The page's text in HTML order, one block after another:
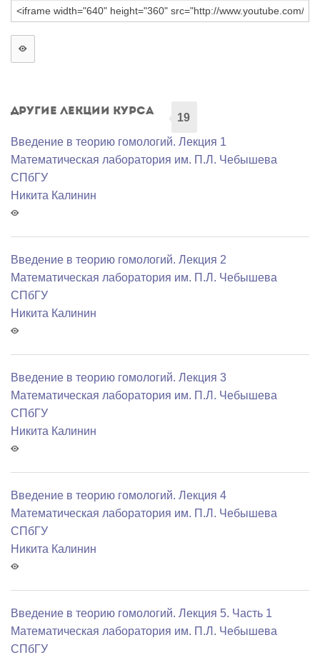
Другие лекции курса
19
Введение в теорию гомологий. Лекция 1
Математичеcкая лаборатория им. П.Л. Чебышева
СПбГУ
Никита Калинин
Введение в теорию гомологий. Лекция 2
Математичеcкая лаборатория им. П.Л. Чебышева
СПбГУ
Никита Калинин
Введение в теорию гомологий. Лекция 3
Математичеcкая лаборатория им. П.Л. Чебышева
СПбГУ
Никита Калинин
Введение в теорию гомологий. Лекция 4
Математичеcкая лаборатория им. П.Л. Чебышева
СПбГУ
Никита Калинин
Введение в теорию гомологий. Лекция 5. Часть 1
Математичеcкая лаборатория им. П.Л. Чебышева
СПбГУ